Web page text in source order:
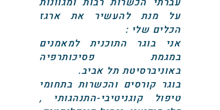
על מנת להעשיר את ארגז
הכלים שלי :
אני בוגר התוכנית למאמנים
במגמת פסיכותרפיה
באוניברסיטת תל אביב.
בוגר קורסים והכשרות בתחומי
טיפול קוגניטיבי-התנהגותי ,